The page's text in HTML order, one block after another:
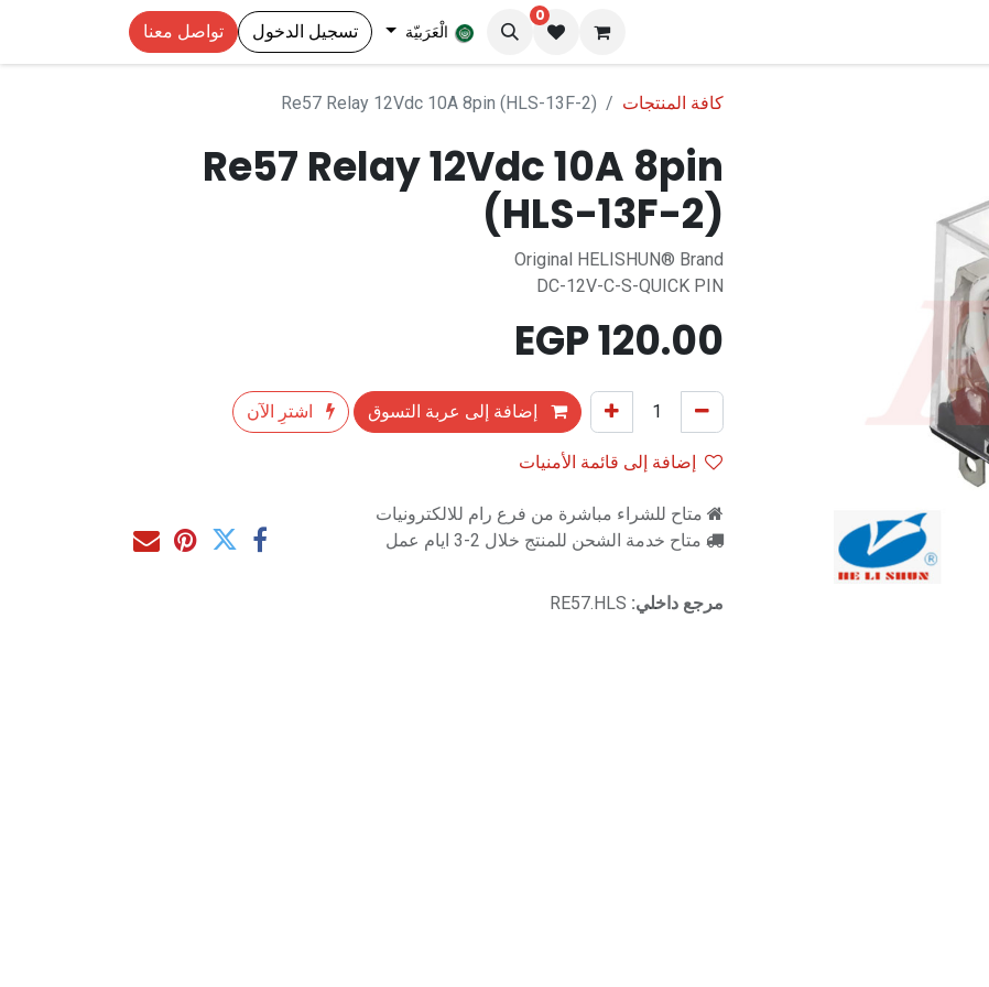
0
الْعَرَبيّة تسجيل الدخول تواصل معنا
كافة المنتجات Re57 Relay 12Vdc 10A 8pin (HLS-13F-2)
Re57 Relay 12Vdc 10A 8pin
(HLS-13F-2)
Original HELISHUN® Brand
DC-12V-C-S-QUICK PIN
120.00
إضافة إلى عربة التسوق
اشترِ الآن
إضافة إلى قائمة الأمنيات
متاح للشراء مباشرة من فرع رام للالكترونيات
متاح خدمة الشحن للمنتج خلال 2-3 ايام عمل
مرجع داخلي: RE57.HLS